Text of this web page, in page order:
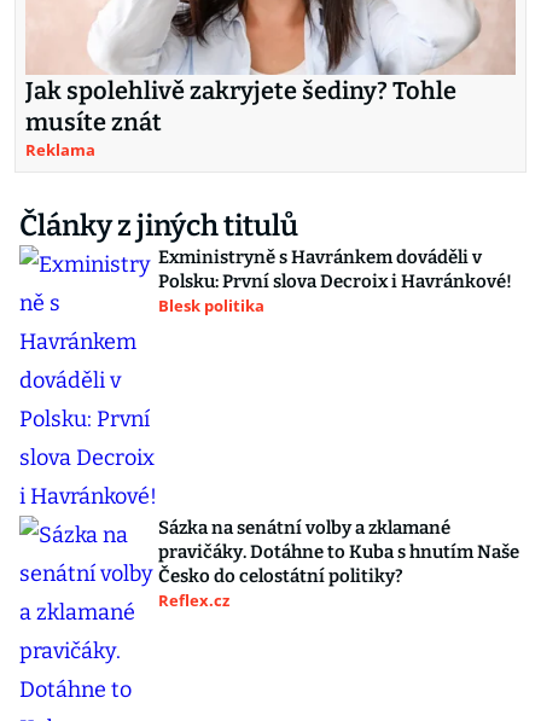
Jak spolehlivě zakryjete šediny? Tohle
musíte znát
Reklama
Články z jiných titulů
Exministryně s Havránkem dováděli v
Polsku: První slova Decroix i Havránkové!
Blesk politika
Sázka na senátní volby a zklamané
pravičáky. Dotáhne to Kuba s hnutím Naše
Česko do celostátní politiky?
Reflex.cz